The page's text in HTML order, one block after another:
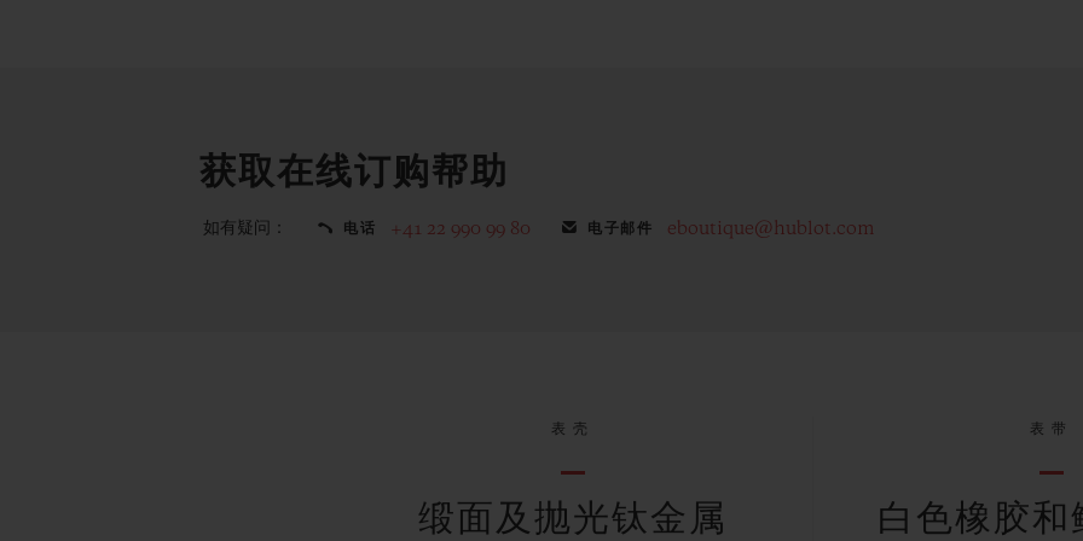
获取在线订购帮助
如有疑问： 电话 +41 22 990 99 80 电子邮件 eboutique@hublot.com
表壳
缎面及抛光钛金属
表带
白色橡胶和